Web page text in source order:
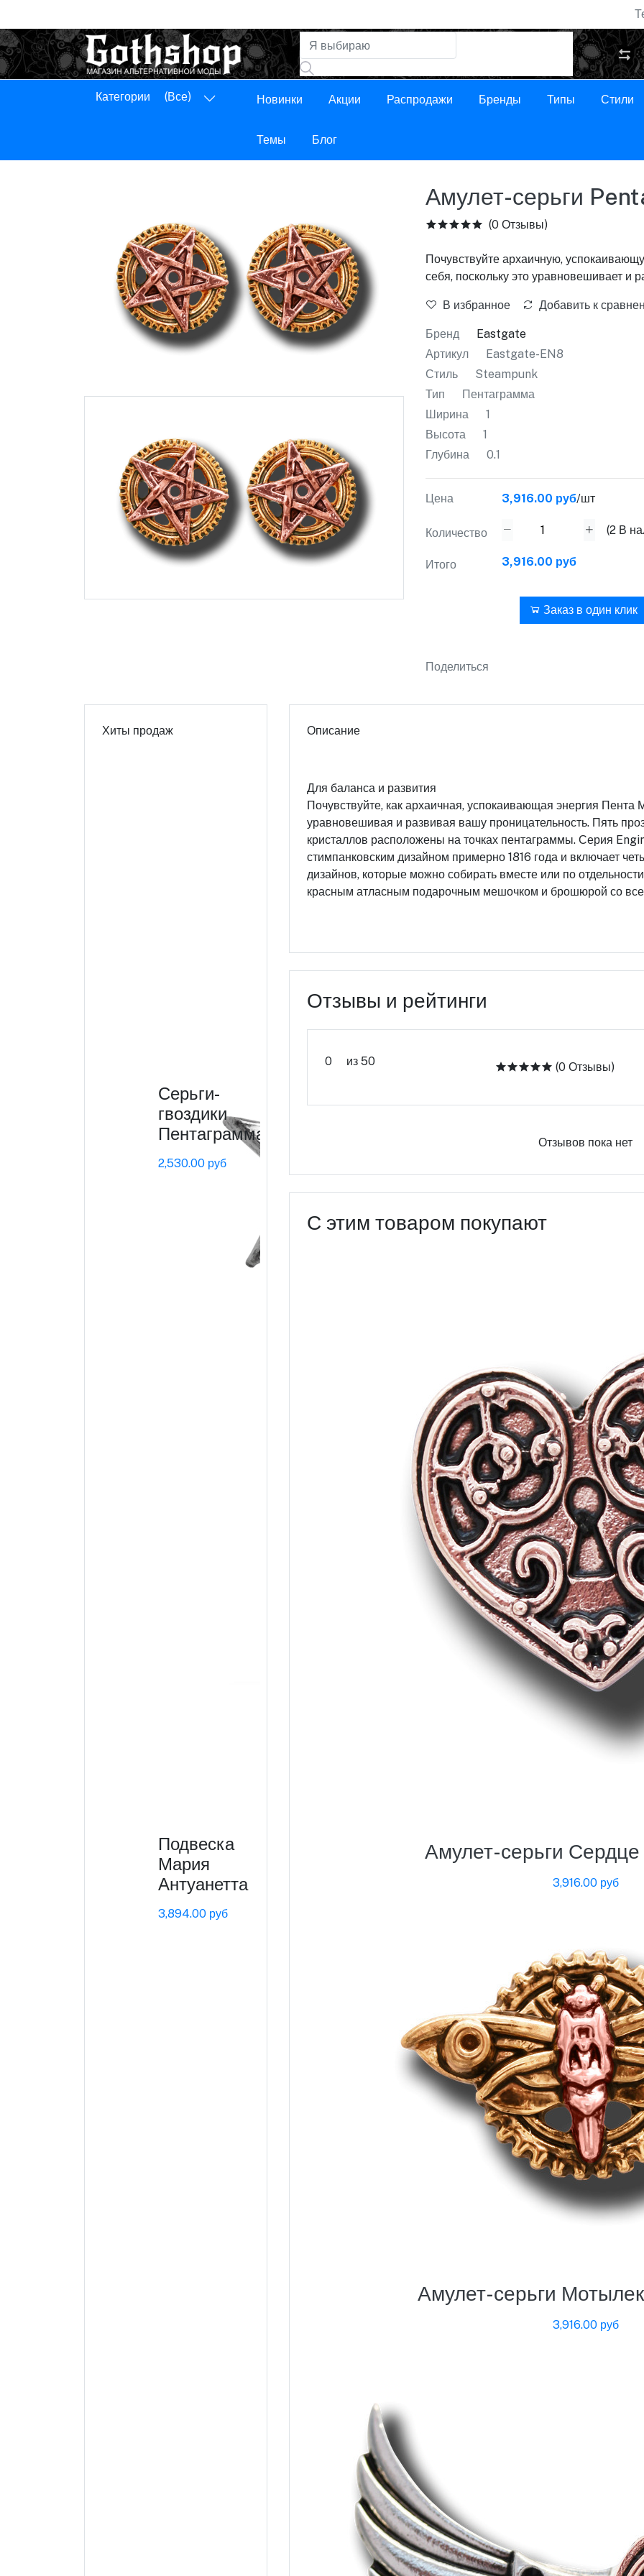
Панель управления
Категории (Все) Новинки Акции Распродажи Бренды Типы Стили
Темы Блог
Амулет-серьги
(0 Отзывы)
Почувствуйте архаичную,
себя, поскольку это уравновешивает и
В избранное Добавить к
Бренд
Eastgate
Артикул
Eastgate-EN8
Стиль
Steampunk
Тип
Пентаграмма
Ширина
1
Высота
1
Глубина
0.1
Цена 3,916.00 руб/шт
Количество (2В
Итого 3,916.00 руб
Заказ в один клик
Поделиться
Хиты продаж
Серьги-
гвоздики
Пентаграмма
2,530.00 руб
Подвеска
Мария
Антуанетта
3,894.00 руб
Описание
Для баланса и развития
Почувствуйте, как архаичная, успокаивающая энергия Пента
уравновешивая и развивая вашу проницательность. Пять
кристаллов расположены на точках пентаграммы. Серия
стимпанковским дизайном примерно 1816 года и включает
дизайнов, которые можно собирать вместе или по
красным атласным подарочным мешочком и брошюрой со
Отзывы и рейтинги
0 из 50 (0 Отзывы)
Отзывов пока нет
С этим товаром покупают
Амулет-серьги
3,916.00 руб
Амулет-серьги
3,916.00 руб